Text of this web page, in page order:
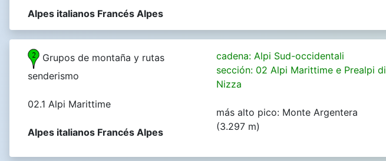
Alpes italianos Francés Alpes
Grupos de montaña y rutas
senderismo
02.1 Alpi Marittime
Alpes italianos Francés Alpes
cadena: Alpi Sud-occidentali
sección: 02 Alpi Marittime e Prealpi di
Nizza
más alto pico: Monte Argentera
(3.297 m)